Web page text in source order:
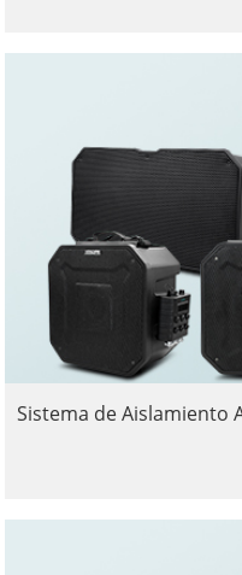
Sistema de Aislamiento